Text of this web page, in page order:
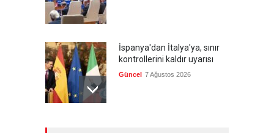
İspanya'dan İtalya'ya, sınır
kontrollerini kaldır uyarısı
Güncel 7 Ağustos 2026